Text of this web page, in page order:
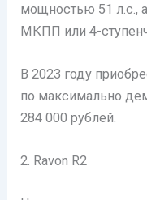
мощностью 51 л.с.,
МКПП или 4-
В 2023 году
по максимально
284 000 рублей.
2. Ravon R2